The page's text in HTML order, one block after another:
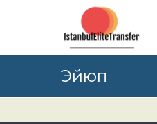
Эйюп